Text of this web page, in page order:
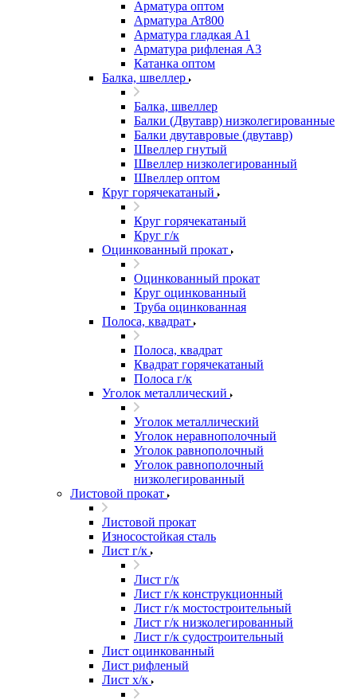
Арматура оптом
Арматура Ат800
Арматура гладкая А1
Арматура рифленая А3
Катанка оптом
Балка, швеллер
Балка, швеллер
Балки (Двутавр) низколегированные
Балки двутавровые (двутавр)
Швеллер гнутый
Швеллер низколегированный
Швеллер оптом
Круг горячекатаный
Круг горячекатаный
Круг г/к
Оцинкованный прокат
Оцинкованный прокат
Круг оцинкованный
Труба оцинкованная
Полоса, квадрат
Полоса, квадрат
Квадрат горячекатаный
Полоса г/к
Уголок металлический
Уголок металлический
Уголок неравнополочный
Уголок равнополочный
Уголок равнополочный
низколегированный
Листовой прокат
Листовой прокат
Износостойкая сталь
Лист г/к
Лист г/к
Лист г/к конструкционный
Лист г/к мостостроительный
Лист г/к низколегированный
Лист г/к судостроительный
Лист оцинкованный
Лист рифленый
Лист х/к